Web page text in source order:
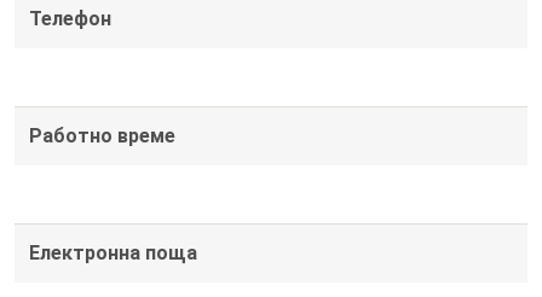
Телефон
Работно време
Електронна поща